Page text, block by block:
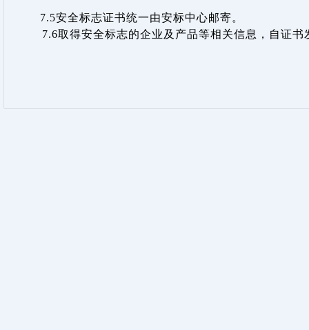
7.5安全标志证书统一由安标中心邮寄。
7.6取得安全标志的企业及产品等相关信息，自证